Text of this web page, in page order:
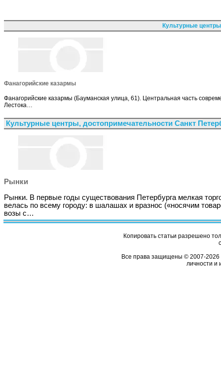
Культурные
Фанагорийские казармы
Фанагорийские казармы (Бауманская улица, 61). Центральная часть
Лестока…
Культурные центры, достопримечательности Санкт
Рынки
Рынки. В первые годы существования Петербурга мелкая
велась по всему городу: в шалашах и вразнос («носячим
возы с…
Копировать статьи разрешено
Все права защищены © 2007-2026
личности и